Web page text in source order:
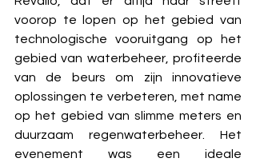
voorop te lopen op het gebied van
technologische vooruitgang op het
gebied van waterbeheer, profiteerde
van de beurs om zijn innovatieve
oplossingen te verbeteren, met name
op het gebied van slimme meters en
duurzaam regenwaterbeheer. Het
evenement was een ideale